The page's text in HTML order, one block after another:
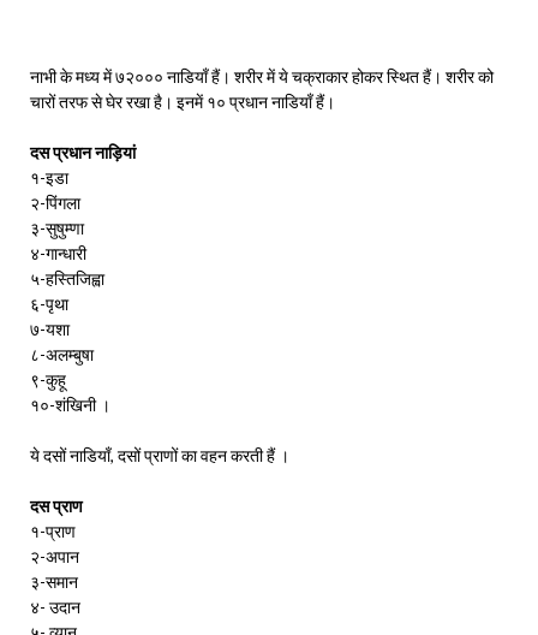
नाभी के मध्य में ७२००० नाडियाँ हैं। शरीर में ये चक्राकार होकर स्थित हैं। शरीर को
चारों तरफ से घेर रखा है। इनमें १० प्रधान नाडियाँ हैं।
दस प्रधान नाड़ियां
१-इडा
२-पिंगला
३-सुषुम्णा
४-गान्धारी
५-हस्तिजिह्वा
६-पृथा
७-यशा
८-अलम्बुषा
९-कुहू
१०-शंखिनी ।
ये दसों नाडियाँ, दसों प्राणों का वहन करती हैं ।
दस प्राण
१-प्राण
२-अपान
३-समान
४- उदान